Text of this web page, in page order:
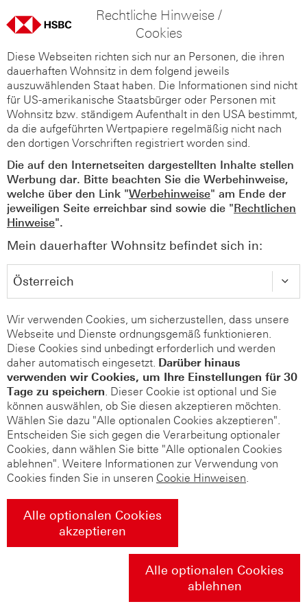
Rechtliche Hinweise /
Cookies
Diese Webseiten richten sich nur an Personen, die ihren
dauerhaften Wohnsitz in dem folgend jeweils
auszuwählenden Staat haben. Die Informationen sind nicht
für US-amerikanische Staatsbürger oder Personen mit
Wohnsitz bzw. ständigem Aufenthalt in den USA bestimmt,
da die aufgeführten Wertpapiere regelmäßig nicht nach
den dortigen Vorschriften registriert worden sind.
Die auf den Internetseiten dargestellten Inhalte stellen
Werbung dar. Bitte beachten Sie die Werbehinweise,
welche über den Link "Werbehinweise" am Ende der
jeweiligen Seite erreichbar sind sowie die "Rechtlichen
Hinweise".
Mein dauerhafter Wohnsitz befindet sich in:
Wir verwenden Cookies, um sicherzustellen, dass unsere
Webseite und Dienste ordnungsgemäß funktionieren.
Diese Cookies sind unbedingt erforderlich und werden
daher automatisch eingesetzt. Darüber hinaus
verwenden wir Cookies, um Ihre Einstellungen für 30
Tage zu speichern. Dieser Cookie ist optional und Sie
können auswählen, ob Sie diesen akzeptieren möchten.
Wählen Sie dazu "Alle optionalen Cookies akzeptieren".
Entscheiden Sie sich gegen die Verarbeitung optionaler
Cookies, dann wählen Sie bitte "Alle optionalen Cookies
ablehnen". Weitere Informationen zur Verwendung von
Cookies finden Sie in unseren Cookie Hinweisen.
Alle optionalen Cookies
akzeptieren
Alle optionalen Cookies
ablehnen